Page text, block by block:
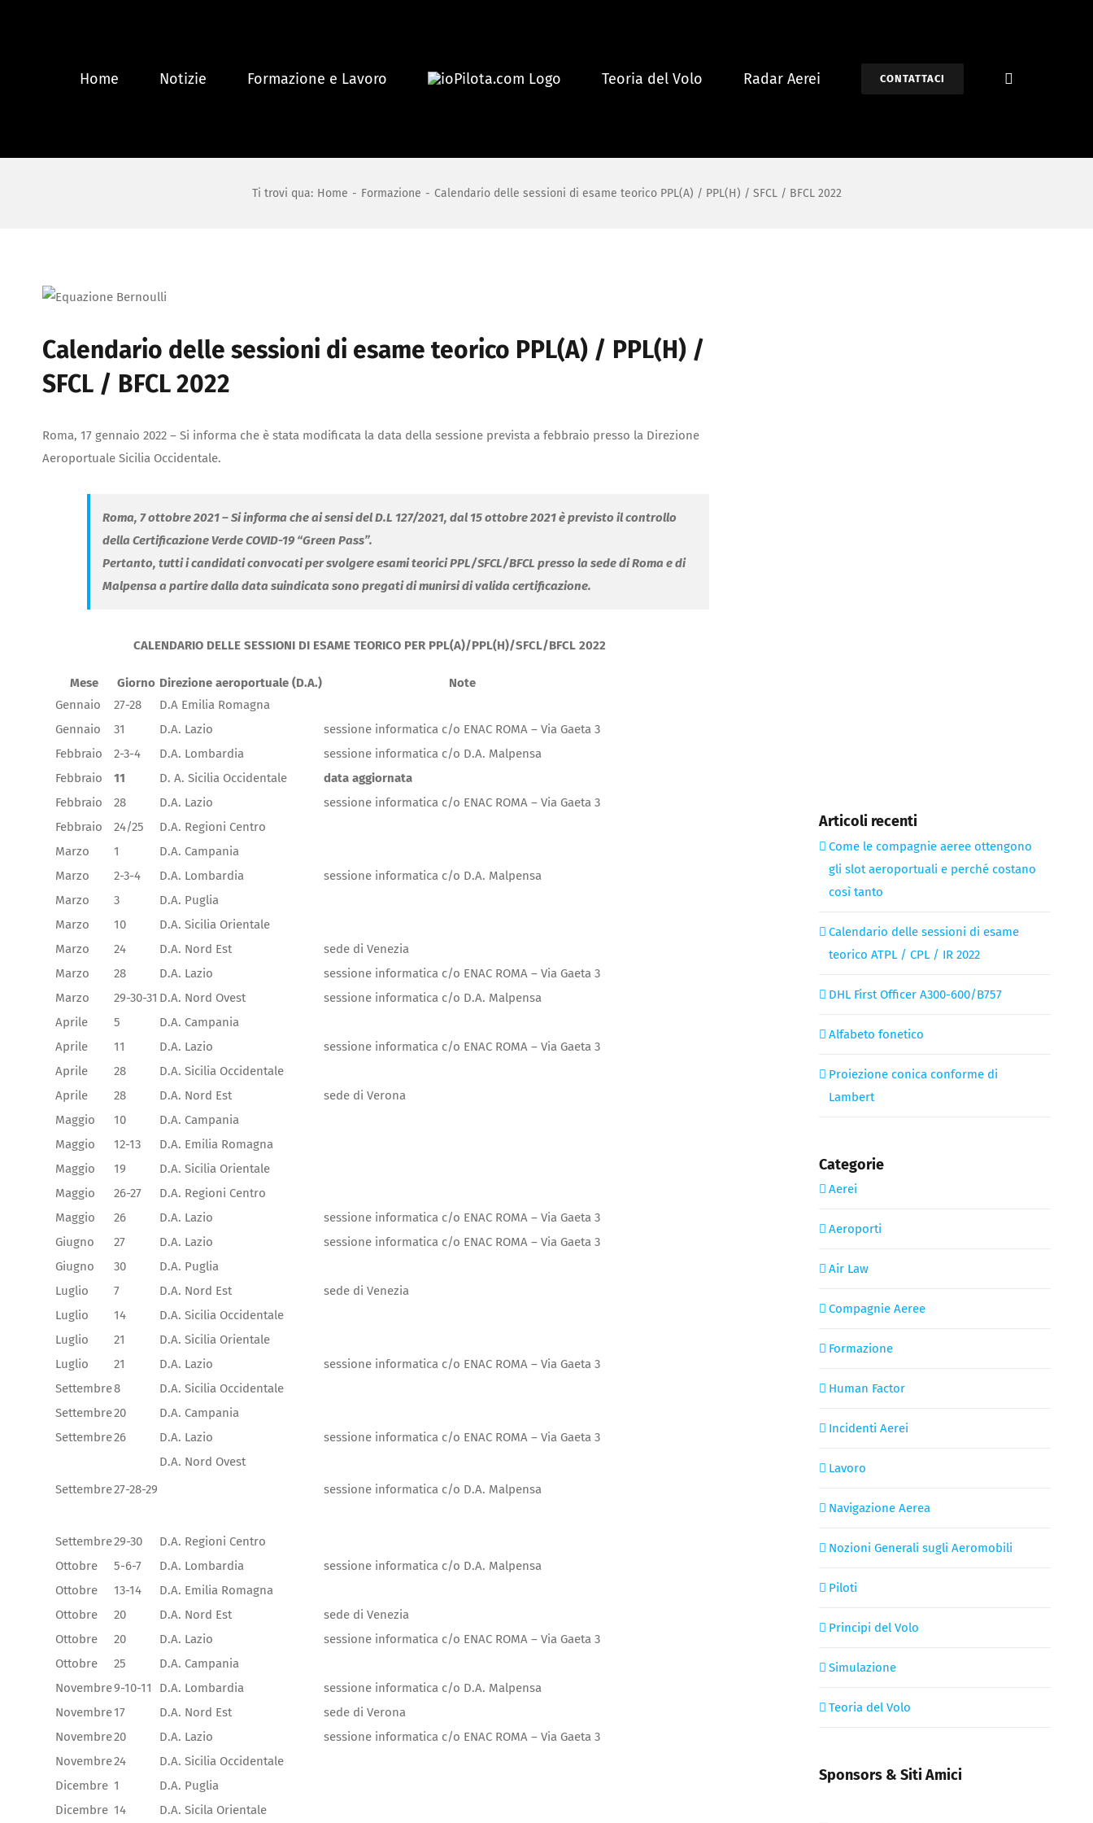
Home Notizie Formazione e Lavoro Teoria del Volo Radar Aerei CONTATTACI
Ti trovi qua: Home - Formazione - Calendario delle sessioni di esame teorico PPL(A) / PPL(H) / SFCL / BFCL 2022
Calendario delle sessioni di esame teorico PPL(A) / PPL(H) /
SFCL / BFCL 2022
Roma, 17 gennaio 2022 – Si informa che è stata modificata la data della sessione prevista a febbraio presso la Direzione
Aeroportuale Sicilia Occidentale.
Roma, 7 ottobre 2021 – Si informa che ai sensi del D.L 127/2021, dal 15 ottobre 2021 è previsto il controllo
della Certificazione Verde COVID-19 “Green Pass”.
Pertanto, tutti i candidati convocati per svolgere esami teorici PPL/SFCL/BFCL presso la sede di Roma e di
Malpensa a partire dalla data suindicata sono pregati di munirsi di valida certificazione.
CALENDARIO DELLE SESSIONI DI ESAME TEORICO PER PPL(A)/PPL(H)/SFCL/BFCL 2022
Mese Giorno Direzione aeroportuale (D.A.)
Note
Gennaio
27-28
D.A Emilia Romagna
Gennaio
31 D.A. Lazio
sessione informatica c/o ENAC ROMA – Via Gaeta 3
Febbraio
2-3-4 D.A. Lombardia
sessione informatica c/o D.A. Malpensa
Febbraio
11 D. A. Sicilia Occidentale
data aggiornata
Febbraio
28 D.A. Lazio
sessione informatica c/o ENAC ROMA – Via Gaeta 3
Febbraio
24/25
D.A. Regioni Centro
Marzo
1
D.A. Campania
Marzo
2-3-4 D.A. Lombardia
sessione informatica c/o D.A. Malpensa
Marzo
3
D.A. Puglia
Marzo
10
D.A. Sicilia Orientale
Marzo
24 D.A. Nord Est
sede di Venezia
Marzo
28 D.A. Lazio
sessione informatica c/o ENAC ROMA – Via Gaeta 3
Marzo
29-30-31 D.A. Nord Ovest
sessione informatica c/o D.A. Malpensa
Aprile
5
D.A. Campania
Aprile
11 D.A. Lazio
sessione informatica c/o ENAC ROMA – Via Gaeta 3
Aprile
28
D.A. Sicilia Occidentale
Aprile
28 D.A. Nord Est
sede di Verona
Maggio
10
D.A. Campania
Maggio
12-13
D.A. Emilia Romagna
Maggio
19
D.A. Sicilia Orientale
Maggio
26-27
D.A. Regioni Centro
Maggio
26 D.A. Lazio
sessione informatica c/o ENAC ROMA – Via Gaeta 3
Giugno
27 D.A. Lazio
sessione informatica c/o ENAC ROMA – Via Gaeta 3
Giugno
30
D.A. Puglia
Luglio
7 D.A. Nord Est
sede di Venezia
Luglio
14
D.A. Sicilia Occidentale
Luglio
21
D.A. Sicilia Orientale
Luglio
21 D.A. Lazio
sessione informatica c/o ENAC ROMA – Via Gaeta 3
Settembre8
D.A. Sicilia Occidentale
Settembre20
D.A. Campania
Settembre26 D.A. Lazio sessione informatica c/o ENAC ROMA – Via Gaeta 3
Settembre27-28-29
D.A. Nord Ovest
sessione informatica c/o D.A. Malpensa
Settembre29-30
D.A. Regioni Centro
Ottobre
5-6-7 D.A. Lombardia
sessione informatica c/o D.A. Malpensa
Ottobre
13-14
D.A. Emilia Romagna
Ottobre
20 D.A. Nord Est
sede di Venezia
Ottobre
20 D.A. Lazio
sessione informatica c/o ENAC ROMA – Via Gaeta 3
Ottobre
25
D.A. Campania
Novembre9-10-11 D.A. Lombardia
sessione informatica c/o D.A. Malpensa
Novembre17 D.A. Nord Est
sede di Verona
Novembre20 D.A. Lazio
sessione informatica c/o ENAC ROMA – Via Gaeta 3
Novembre24
D.A. Sicilia Occidentale
Dicembre 1
D.A. Puglia
Dicembre 14
D.A. Sicila Orientale
Articoli recenti
Come le compagnie aeree ottengono
gli slot aeroportuali e perché costano
così tanto
Calendario delle sessioni di esame
teorico ATPL / CPL / IR 2022
DHL First Officer A300-600/B757
Alfabeto fonetico
Proiezione conica conforme di
Lambert
Categorie
Aerei
Aeroporti
Air Law
Compagnie Aeree
Formazione
Human Factor
Incidenti Aerei
Lavoro
Navigazione Aerea
Nozioni Generali sugli Aeromobili
Piloti
Principi del Volo
Simulazione
Teoria del Volo
Sponsors & Siti Amici